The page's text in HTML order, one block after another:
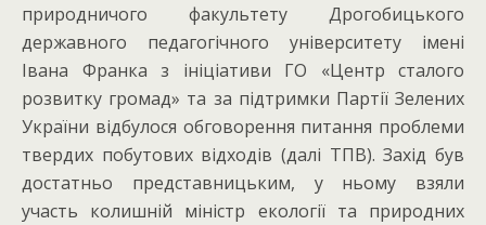
природничого факультету Дрогобицького
державного педагогічного університету імені
Івана Франка з ініціативи ГО «Центр сталого
розвитку громад» та за підтримки Партії Зелених
України відбулося обговорення питання проблеми
твердих побутових відходів (далі ТПВ). Захід був
достатньо представницьким, у ньому взяли
участь колишній міністр екології та природних